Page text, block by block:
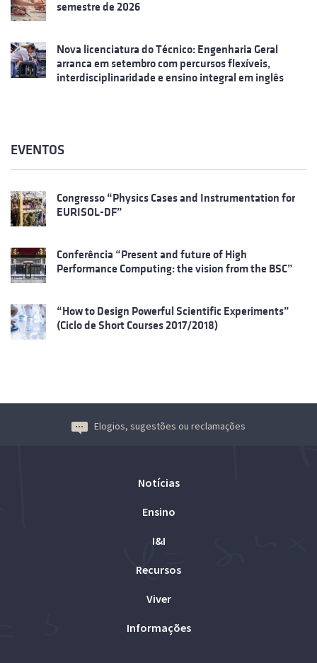
semestre de 2026
Nova licenciatura do Técnico: Engenharia Geral
arranca em setembro com percursos flexíveis,
interdisciplinaridade e ensino integral em inglês
EVENTOS
Congresso “Physics Cases and Instrumentation for
EURISOL-DF”
Conferência “Present and future of High
Performance Computing: the vision from the BSC”
“How to Design Powerful Scientific Experiments”
(Ciclo de Short Courses 2017/2018)
Elogios, sugestões ou reclamações
Notícias
Ensino
I&I
Recursos
Viver
Informações